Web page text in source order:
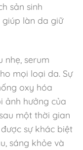
sản sinh
làn da giữ
nhẹ, serum
mọi loại da. Sự
oxy hóa
ảnh hưởng của
một thời gian
sự khác biệt
sáng khỏe và